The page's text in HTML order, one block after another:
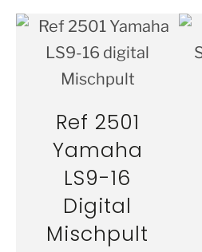
Ref 2501
Yamaha
LS9-16
Digital
Mischpult